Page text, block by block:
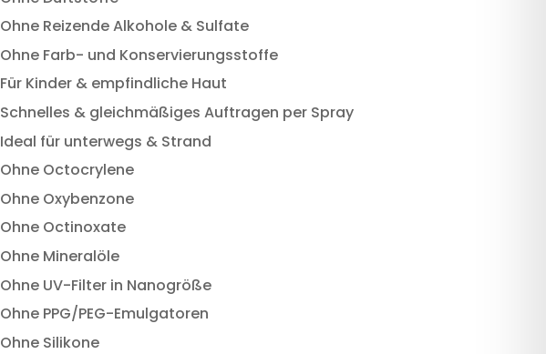
Ohne Reizende Alkohole & Sulfate
Ohne Farb- und Konservierungsstoffe
Für Kinder & empfindliche Haut
Schnelles & gleichmäßiges Auftragen per Spray
Ideal für unterwegs & Strand
Ohne Octocrylene
Ohne Oxybenzone
Ohne Octinoxate
Ohne Mineralöle
Ohne UV-Filter in Nanogröße
Ohne PPG/PEG-Emulgatoren
Ohne Silikone